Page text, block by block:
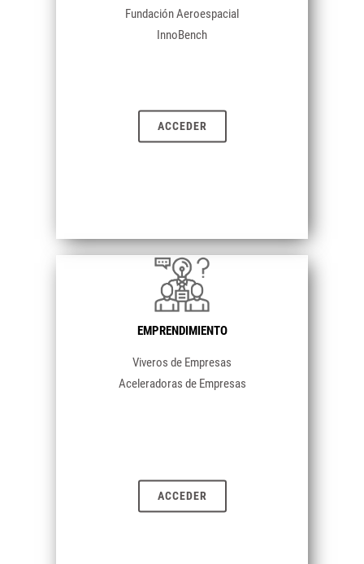
Fundación Aeroespacial
InnoBench
ACCEDER
EMPRENDIMIENTO
Viveros de Empresas
Aceleradoras de Empresas
ACCEDER